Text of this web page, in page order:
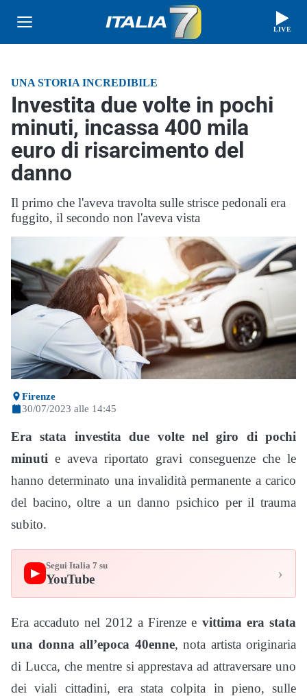
LIVE
UNA STORIA INCREDIBILE
Investita due volte in pochi
minuti, incassa 400 mila
euro di risarcimento del
danno
Il primo che l'aveva travolta sulle strisce pedonali era
fuggito, il secondo non l'aveva vista
Firenze
30/07/2023 alle 14:45
Era stata investita due volte nel giro di pochi
minuti e aveva riportato gravi conseguenze che le
hanno determinato una invalidità permanente a carico
del bacino, oltre a un danno psichico per il trauma
subito.
▶
Segui Italia 7 su
YouTube ›
Era accaduto nel 2012 a Firenze e vittima era stata
una donna all’epoca 40enne, nota artista originaria
di Lucca, che mentre si apprestava ad attraversare uno
dei viali cittadini, era stata colpita in pieno, sulle